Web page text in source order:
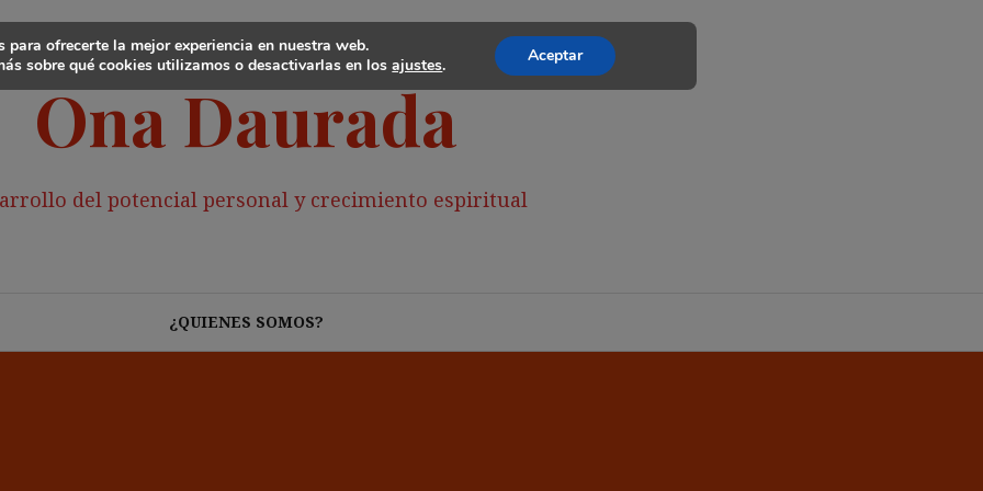
Ona Daurada
del potencial personal y crecimiento espiritual
¿QUIENES SOMOS?
para ofrecerte la mejor experiencia en nuestra web.
sobre qué cookies utilizamos o desactivarlas en losajustes. Aceptar